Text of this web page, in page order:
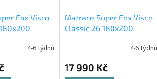
Fox Visco
4-6 týdnů
Matrace Super Fox Visco
Classic 26 180x200
4-6 týdnů
17 990 Kč